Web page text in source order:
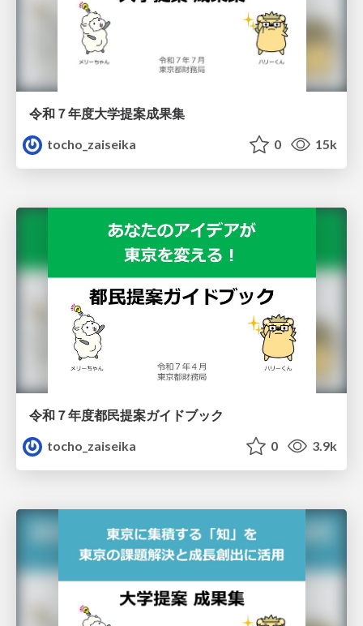
令和７年度大学提案成果集
tocho_zaiseika
0 15k
令和７年度都民提案ガイドブック
tocho_zaiseika
0 3.9k